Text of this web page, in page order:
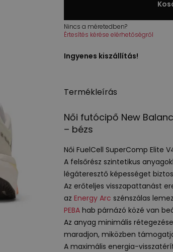
Nincs a méretedben?
Értesítés kérése elérhetőségről
Ingyenes kiszállítás!
Termékleírás
Női futócipő New
– bézs
Női FuelCell SuperComp Elite
A felsőrész szintetikus
légáteresztő képességet
Az erőteljes visszapattanást
az Energy Arc szénszálas
PEBAhab párnázó közé van
Az anyag minimális
maradjon, miközben
A maximális energia-